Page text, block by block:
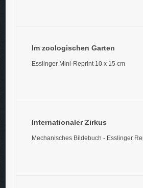
Im zoologischen Garten
Esslinger Mini-Reprint 10 x 15 cm
Internationaler Zirkus
Mechanisches Bildebuch - Esslinger